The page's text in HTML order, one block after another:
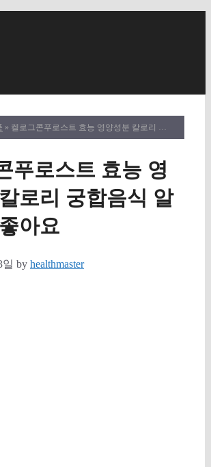
» 켈로그콘푸로스트 효능 영양성분 칼로리 궁합음식 알아두면 좋아요
푸로스트 효능 영
로리 궁합음식 알
아요
일 by healthmaster